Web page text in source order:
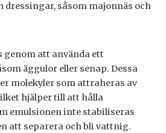
dressingar, såsom majonnäs och
genom att använda ett
äggulor eller senap. Dessa
molekyler som attraheras av
hjälper till att hålla
emulsionen inte stabiliseras
att separera och bli vattnig.